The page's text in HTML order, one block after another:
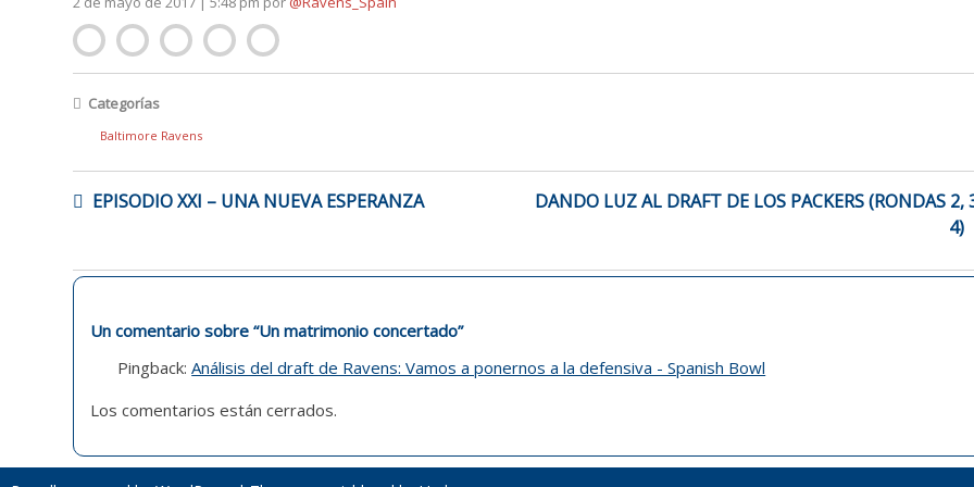
Categorías
Baltimore Ravens
NAVEGACIÓN
DEEPISODIO XXI – UNA NUEVA ESPERANZA
DANDO LUZ AL DRAFT DE LOS PACKERS (RONDAS 2,
4)
Un comentario sobre “Un matrimonio concertado”
Pingback:Análisis del draft de Ravens: Vamos a ponernos a la defensiva - Spanish Bowl
Los comentarios están cerrados.